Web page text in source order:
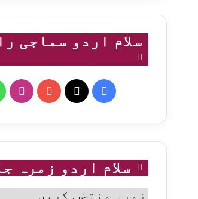
سلام اردو سماجی
Facebook
YouTube
سلام اردو زمرہ
سلام